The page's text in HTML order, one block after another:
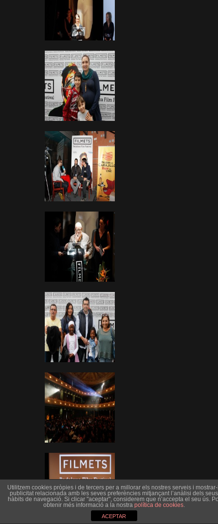
Utilitzem cookies pròpies i de tercers per a millorar els nostres serveis i
publicitat relacionada amb les seves preferències mitjançant l’anàlisi dels seus
hàbits de navegació. Si clicar "aceptar", considerem que n’accepta el seu ús.
obtenir més informació a la nostra política de cookies.
ACEPTAR